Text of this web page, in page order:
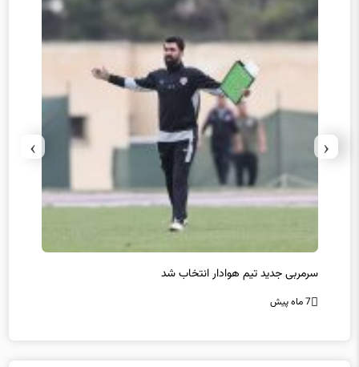
سرمربی جدید تیم هوادار انتخاب شد
7 ماه پیش
‹
›